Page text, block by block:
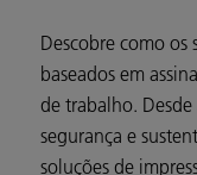
Descobre como os
baseados em
de trabalho.
segurança e
soluções de